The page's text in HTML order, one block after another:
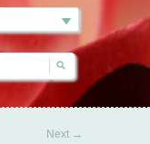
Next →